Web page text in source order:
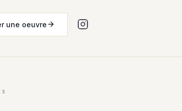
une oeuvre